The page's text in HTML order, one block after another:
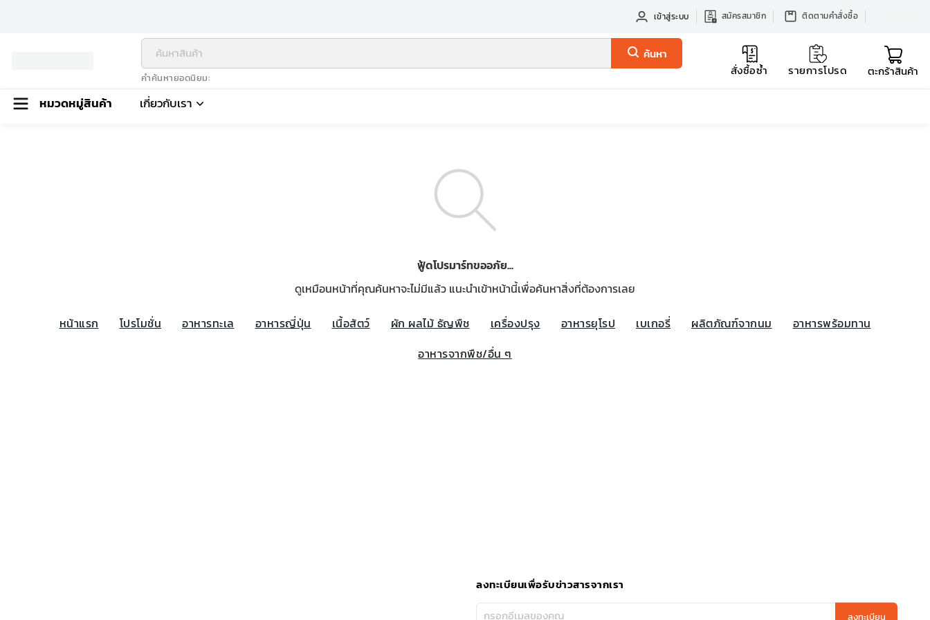
เข้าสู่ระบบ สมัครสมาชิก ติดตามคำสั่งซื้อ
ค้นหา
คำค้นหายอดนิยม สั่งซื้อซ้ำ รายการโปรด ตะกร้าสินค้า
หมวดหมู่สินค้า เกี่ยวกับเรา
ฟู้ดโปรมาร์ทขออภัย...
ดูเหมือนหน้าที่คุณค้นหาจะไม่มีแล้ว แนะนำเข้าหน้านี้เพื่อค้นหาสิ่งที่ต้องการเลย
หน้าแรก โปรโมชั่น อาหารทะเล อาหารญี่ปุ่น เนื้อสัตว์ ผัก ผลไม้ ธัญพืช เครื่องปรุง อาหารยุโรป เบเกอรี่ ผลิตภัณฑ์จากนม
อาหารพร้อมทาน
อาหารจากพืช/อื่น ๆ
ลงทะเบียนเพื่อรับข่าวสารจากเรา
ลงทะเบียน